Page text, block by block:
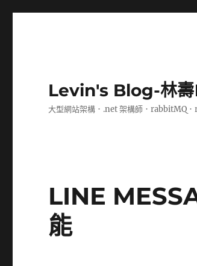
Levin's Blog-林
大型網站架構．.net 架構師．rabbitMQ
LINE
能